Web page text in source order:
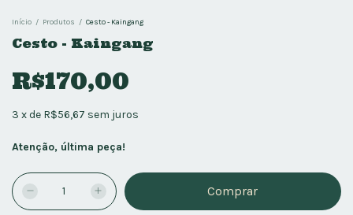
Início / Produtos / Cesto - Kaingang
Cesto - Kaingang
R$170,00
3 xde R$56,67 sem juros
Atenção, última peça!